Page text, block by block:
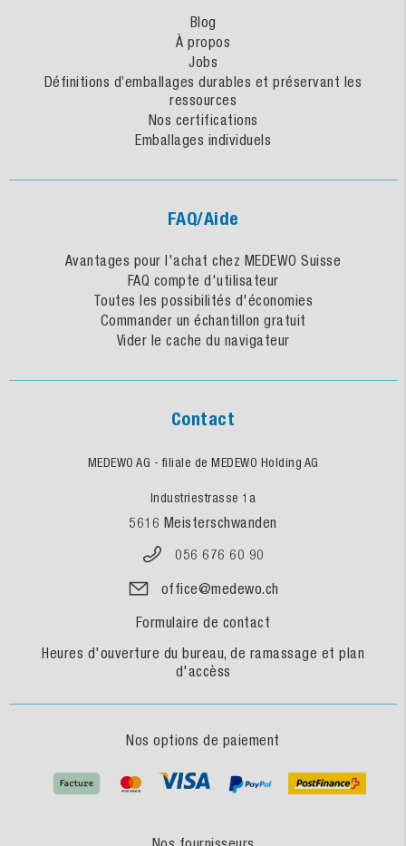
Blog
À propos
Jobs
Définitions d’emballages durables et préservant les
ressources
Nos certifications
Emballages individuels
FAQ/Aide
Avantages pour l'achat chez MEDEWO Suisse
FAQ compte d'utilisateur
Toutes les possibilités d'économies
Commander un échantillon gratuit
Vider le cache du navigateur
Contact
MEDEWO AG - filiale de MEDEWO Holding AG
Industriestrasse 1a
5616 Meisterschwanden
056 676 60 90
office@medewo.ch
Formulaire de contact
Heures d'ouverture du bureau, de ramassage et plan
d'accèss
Nos options de paiement